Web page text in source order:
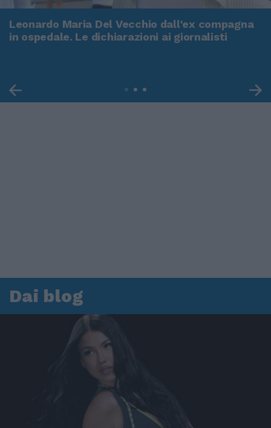
Leonardo Maria Del Vecchio dall'ex compagna
in ospedale. Le dichiarazioni ai giornalisti
Dai blog